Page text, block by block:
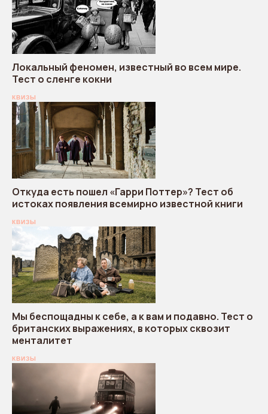
Локальный феномен, известный во всем мире.
Тест о сленге кокни
КВИЗЫ
Откуда есть пошел «Гарри Поттер»? Тест об
истоках появления всемирно известной книги
КВИЗЫ
Мы беспощадны к себе, а к вам и подавно. Тест о
британских выражениях, в которых сквозит
менталитет
КВИЗЫ